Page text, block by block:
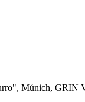
Múnich, GRIN